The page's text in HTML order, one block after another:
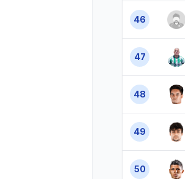
46
47
48
49
50